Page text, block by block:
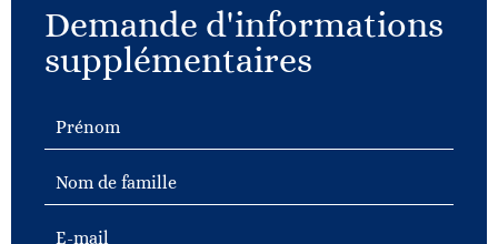
Demande d'informations
supplémentaires